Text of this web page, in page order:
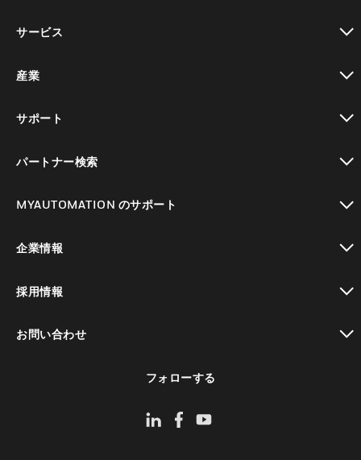
サービス
産業
サポート
パートナー検索
MYAUTOMATION のサポート
企業情報
採用情報
お問い合わせ
フォローする